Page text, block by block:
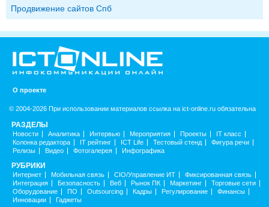
Продвижение сайтов Спб
О проекте
© 2004-2026 При использовании материалов ссылка на ict-online.ru обязательна
РАЗДЕЛЫ
Новости Аналитика Интервью Мероприятия Проекты
IT класс
Колонка редактора
IT рейтинг ICT Life Тестовый стенд
Фигура речи
Релизы
Видео Фотогалерея Инфографика
РУБРИКИ
Интернет Мобильная связь CIO/Управление ИТ
Фиксированная связь
Интеграция
Безопасность Веб Рынок ПК Маркетинг
Торговые сети
Оборудование
ПО Outsourcing Кадры Регулирование
Финансы
Инновации
Гаджеты